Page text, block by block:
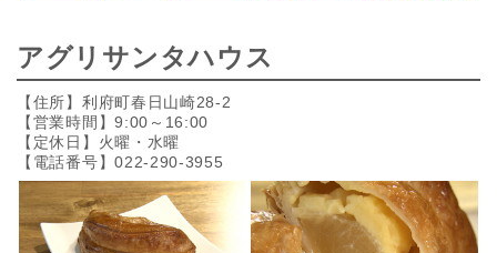
アグリサンタハウス
【住所】利府町春日山崎28-2
【営業時間】9:00～16:00
【定休日】火曜・水曜
【電話番号】022-290-3955